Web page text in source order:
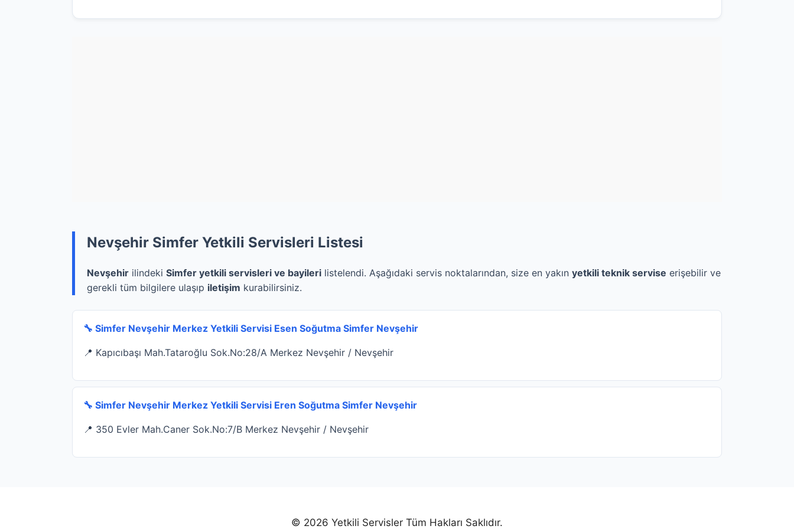
Nevşehir Simfer Yetkili Servisleri Listesi
Nevşehir ilindeki Simfer yetkili servisleri ve bayileri listelendi. Aşağıdaki servis noktalarından, size en yakın yetkili teknik servise erişebilir ve
gerekli tüm bilgilere ulaşıp iletişim kurabilirsiniz.
🔧 Simfer Nevşehir Merkez Yetkili Servisi Esen Soğutma Simfer Nevşehir
📍 Kapıcıbaşı Mah.Tataroğlu Sok.No:28/A Merkez Nevşehir / Nevşehir
🔧 Simfer Nevşehir Merkez Yetkili Servisi Eren Soğutma Simfer Nevşehir
📍 350 Evler Mah.Caner Sok.No:7/B Merkez Nevşehir / Nevşehir
© 2026 Yetkili Servisler Tüm Hakları Saklıdır.